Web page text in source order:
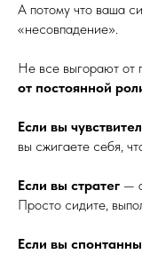
А потому что ваша
«несовпадение».
Не все выгорают от
от постоянной
Если вы
вы сжигаете себя,
Если вы стратег —
Просто сидите,
Если вы